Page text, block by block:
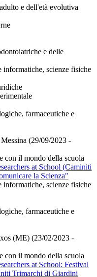
e dell'età evolutiva
e delle
informatiche, scienze fisiche
farmaceutiche e
(29/09/2023 -
con il mondo della scuola
at School (Caminiti
la Scienza"
informatiche, scienze fisiche
farmaceutiche e
(ME) (23/02/2023 -
con il mondo della scuola
at School: Festival
Trimarchi di Giardini